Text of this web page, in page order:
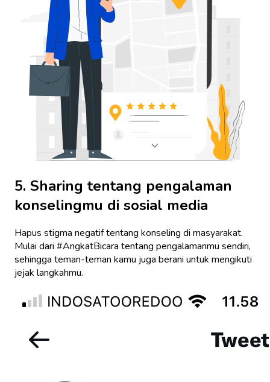
5. Sharing tentang pengalaman
konselingmu di sosial media
Hapus stigma negatif tentang konseling di masyarakat.
Mulai dari #AngkatBicara tentang pengalamanmu sendiri,
sehingga teman-teman kamu juga berani untuk mengikuti
jejak langkahmu.